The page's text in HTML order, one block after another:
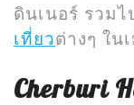
ดินเนอร์ รวมไ
เที่ยวต่างๆ ใน
Cherburi